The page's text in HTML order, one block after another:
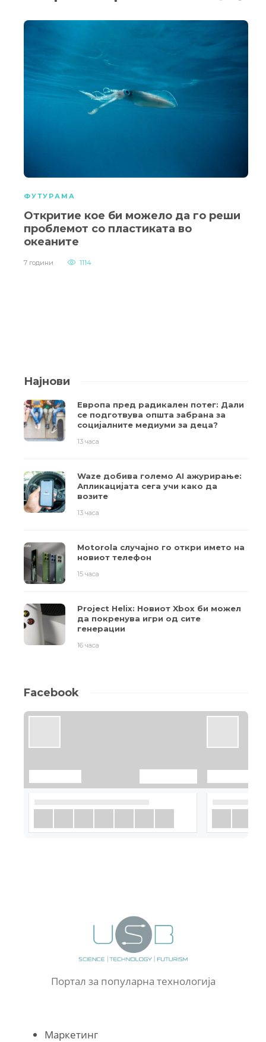
ФУТУРАМА
Откритие кое би можело да го реши
проблемот со пластиката во
океаните
7 години 1114
Најнови
Европа пред радикален потег: Дали
се подготвува општа забрана за
социјалните медиуми за деца?
13 часа
Waze добива големо AI ажурирање:
Апликацијата сега учи како да
возите
13 часа
Motorola случајно го откри името на
новиот телефон
15 часа
Project Helix: Новиот Xbox би можел
да покренува игри од сите
генерации
16 часа
Facebook
Портал за популарна технологија
Маркетинг